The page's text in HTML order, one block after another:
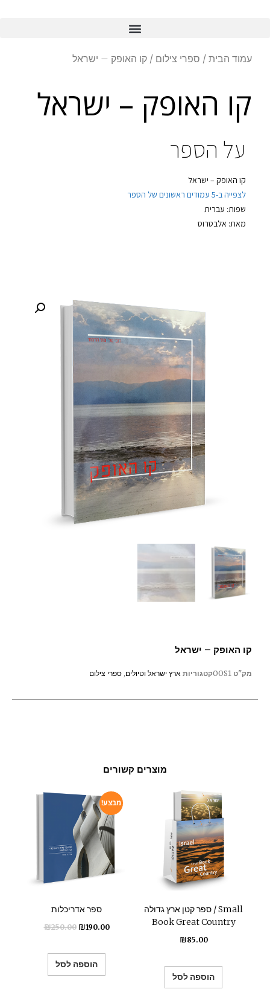
עמוד הבית / ספרי צילום / קו האופק – ישראל
קו האופק – ישראל
על הספר
קו האופק – ישראל
לצפייה ב-5 עמודים ראשונים של הספר
שפות: עברית
מאת: אלבטרוס
קו האופק – ישראל
מק"ט OOS1קטגוריות ארץ ישראל וטיולים, ספרי צילום
מוצרים קשורים
מבצע!
ספר אדריכלות
₪250.00 ₪190.00
הוספה לסל
ספר קטן ארץ גדולה / Small
Book Great Country
₪85.00
הוספה לסל